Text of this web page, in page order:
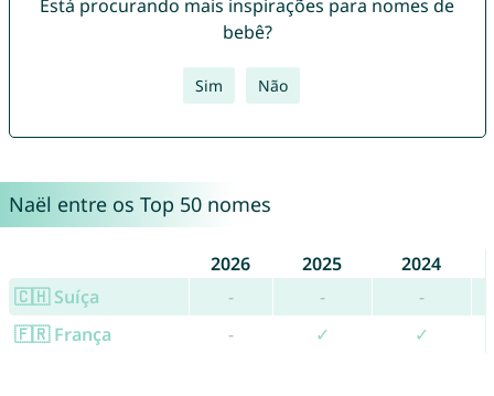
Está procurando mais inspirações para nomes de
bebê?
Sim Não
Naël entre os Top 50 nomes
2026 2025
2024
🇨🇭 Suíça
- -
-
🇫🇷 França
- ✓ ✓